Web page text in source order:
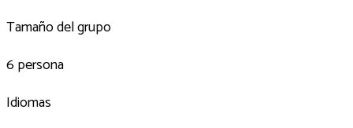
Tamaño del grupo
6 persona
Idiomas